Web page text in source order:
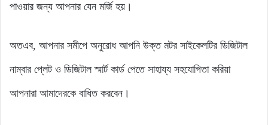
পাওয়ার জন্য আপনার যেন মর্জি হয়।
অতএব, আপনার সমীপে অনুরোধ আপনি উক্ত মটর সাইকেলটির ডিজিটাল
নাম্বার প্লেট ও ডিজিটাল স্মার্ট কার্ড পেতে সাহায্য সহযোগিতা করিয়া
আপনারা আমাদেরকে বাধিত করবেন।